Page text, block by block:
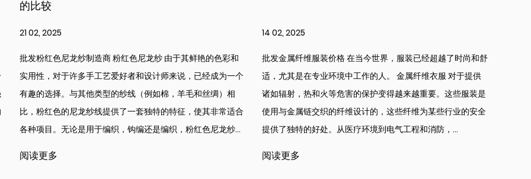
色彩和
成为一个
绸）相
非常适合
尼龙纱...
14 02, 2025
批发金属纤维服装价格 在当今世界，服装已经超越了时尚和舒
适，尤其是在专业环境中工作的人。 金属纤维衣服 对于提供
诸如辐射，热和火等危害的保护变得越来越重要。这些服装是
使用与金属链交织的纤维设计的，这些纤维为某些行业的安全
提供了独特的好处。从医疗环境到电气工程和消防，...
07 02, 2025
中国金属线刺绣出口商 用金属线刺绣 长期以来一直是不同文
化中艺术和工艺的象征。这种复杂的针线活需要使用金、银和
铜等金属线，因其美丽和意义而闻名。金属线刺绣的起源可以
追溯到数千年前，最早的例子是在古代文明中发现的，它常常
与皇室、宗教仪式和礼仪服装联系在一起。随着时间的推...